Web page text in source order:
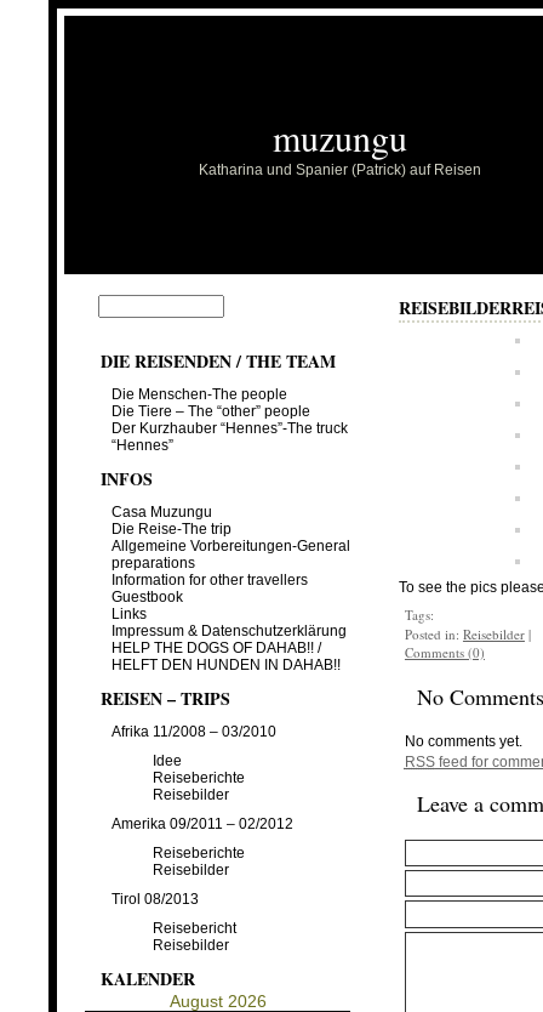
muzungu
Katharina und Spanier (Patrick) auf Reisen
DIE REISENDEN / THE TEAM
Die Menschen-The people
Die Tiere – The “other” people
Der Kurzhauber “Hennes”-The truck
“Hennes”
INFOS
Casa Muzungu
Die Reise-The trip
Allgemeine Vorbereitungen-General
preparations
Information for other travellers
Guestbook
Links
Impressum & Datenschutzerklärung
HELP THE DOGS OF DAHAB!! /
HELFT DEN HUNDEN IN DAHAB!!
REISEN – TRIPS
Afrika 11/2008 – 03/2010
Idee
Reiseberichte
Reisebilder
Amerika 09/2011 – 02/2012
Reiseberichte
Reisebilder
Tirol 08/2013
Reisebericht
Reisebilder
KALENDER
August 2026
REISEBILDER
To see the pics
Tags:
Posted in: Reisebilder|
Comments (0)
No
No comments yet.
RSSfeed for
Leave a